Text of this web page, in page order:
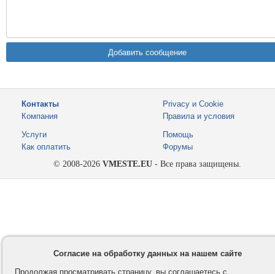
Контакты
Компания
Privacy и Cookie
Правила и условия
Услуги
Как оплатить
Помощь
Форумы
© 2008-2026 VMESTE.EU - Все права защищены.
Согласие на обработку данных на нашем сайте
Продолжая просматривать страницу, вы соглашаетесь с